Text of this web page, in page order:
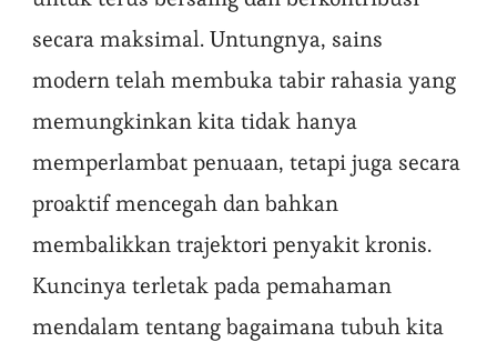
secara maksimal. Untungnya, sains
modern telah membuka tabir rahasia yang
memungkinkan kita tidak hanya
memperlambat penuaan, tetapi juga secara
proaktif mencegah dan bahkan
membalikkan trajektori penyakit kronis.
Kuncinya terletak pada pemahaman
mendalam tentang bagaimana tubuh kita